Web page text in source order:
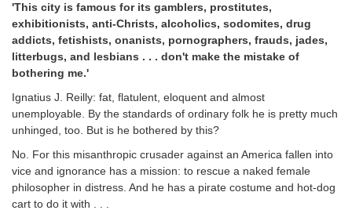
'This city is famous for its gamblers, prostitutes,
exhibitionists, anti-Christs, alcoholics, sodomites, drug
addicts, fetishists, onanists, pornographers, frauds, jades,
litterbugs, and lesbians . . . don't make the mistake of
bothering me.'
Ignatius J. Reilly: fat, flatulent, eloquent and almost
unemployable. By the standards of ordinary folk he is pretty much
unhinged, too. But is he bothered by this?
No. For this misanthropic crusader against an America fallen into
vice and ignorance has a mission: to rescue a naked female
philosopher in distress. And he has a pirate costume and hot-dog
cart to do it with . . .